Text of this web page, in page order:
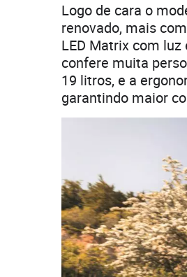
Logo de cara o
renovado, mais
LED Matrix com
confere muita
19 litros, e a
garantindo maior